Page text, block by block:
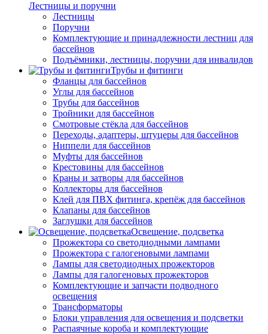
Лестницы и поручни
Лестницы
Поручни
Комплектующие и принадлежности лестниц для
бассейнов
Подъёмники, лестницы, поручни для инвалидов
Трубы и фитинги
Фланцы для бассейнов
Углы для бассейнов
Трубы для бассейнов
Тройники для бассейнов
Смотровые стёкла для бассейнов
Переходы, адаптеры, штуцеры для бассейнов
Ниппели для бассейнов
Муфты для бассейнов
Крестовины для бассейнов
Краны и затворы для бассейнов
Коллекторы для бассейнов
Клей для ПВХ фитинга, крепёж для бассейнов
Клапаны для бассейнов
Заглушки для бассейнов
Освещение, подсветка
Прожектора со светодиодными лампами
Прожектора с галогеновыми лампами
Лампы для светодиодных прожекторов
Лампы для галогеновых прожекторов
Комплектующие и запчасти подводного
освещения
Трансформаторы
Блоки управления для освещения и подсветки
Распаячные короба и комплектующие